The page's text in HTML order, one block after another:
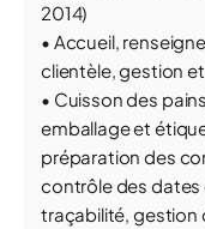
2014)
• Accueil,
clientèle, gestion
• Cuisson des
emballage et
préparation des
contrôle des dates
traçabilité, gestion